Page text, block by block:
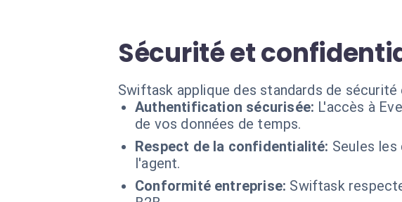
Sécurité et
Swiftask applique des standards de
Authentification sécurisée: L'accès à
de vos données de temps.
Respect de la confidentialité: Seules
l'agent.
Conformité entreprise: Swiftask